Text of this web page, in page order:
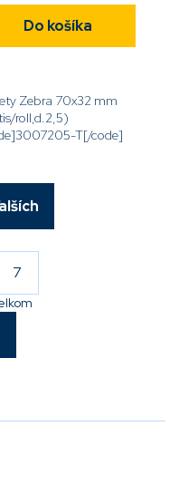
Do košíka
Zebra 70x32 mm
roll,d.2,5)
T[/code]
7